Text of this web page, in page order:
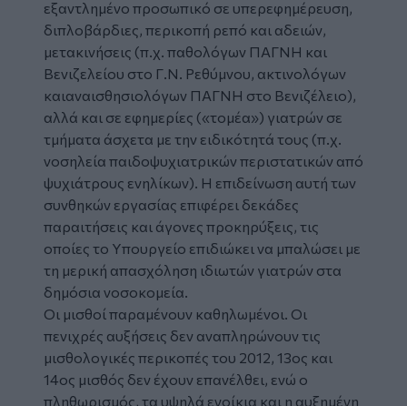
εξαντλημένο προσωπικό σε υπερεφημέρευση,
διπλοβάρδιες, περικοπή ρεπό και αδειών,
μετακινήσεις (π.χ. παθολόγων ΠΑΓΝΗ και
Βενιζελείου στο Γ.Ν. Ρεθύμνου, ακτινολόγων
καιαναισθησιολόγων ΠΑΓΝΗ στο Βενιζέλειο),
αλλά και σε εφημερίες («τομέα») γιατρών σε
τμήματα άσχετα με την ειδικότητά τους (π.χ.
νοσηλεία παιδοψυχιατρικών περιστατικών από
ψυχιάτρους ενηλίκων). Η επιδείνωση αυτή των
συνθηκών εργασίας επιφέρει δεκάδες
παραιτήσεις και άγονες προκηρύξεις, τις
οποίες το Υπουργείο επιδιώκει να μπαλώσει με
τη μερική απασχόληση ιδιωτών γιατρών στα
δημόσια νοσοκομεία.
Οι μισθοί παραμένουν καθηλωμένοι. Οι
πενιχρές αυξήσεις δεν αναπληρώνουν τις
μισθολογικές περικοπές του 2012, 13ος και
14ος μισθός δεν έχουν επανέλθει, ενώ ο
πληθωρισμός, τα υψηλά ενοίκια και η αυξημένη